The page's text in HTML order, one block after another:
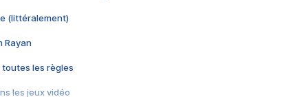
(littéralement)
Rayan
toutes les règles
les jeux vidéo